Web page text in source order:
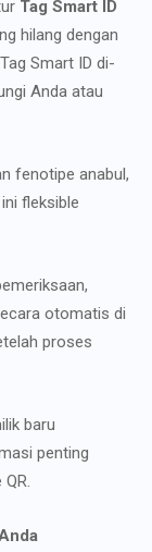
Tag Smart ID
hilang dengan
Smart ID di-
Anda atau
fenotipe anabul,
fleksible
otomatis di
proses
baru
penting